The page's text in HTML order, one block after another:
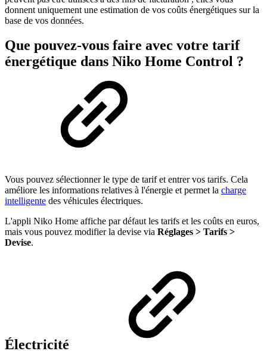
donnent uniquement une estimation de vos coûts énergétiques sur la
base de vos données.
Que pouvez-vous faire avec votre tarif
énergétique dans Niko Home Control ?
Vous pouvez sélectionner le type de tarif et entrer vos tarifs. Cela
améliore les informations relatives à l'énergie et permet la charge
intelligente des véhicules électriques.
L'appli Niko Home affiche par défaut les tarifs et les coûts en euros,
mais vous pouvez modifier la devise via Réglages > Tarifs >
Devise.
Électricité